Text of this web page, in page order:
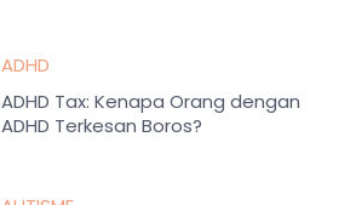
ADHD
ADHD Tax: Kenapa Orang dengan
ADHD Terkesan Boros?